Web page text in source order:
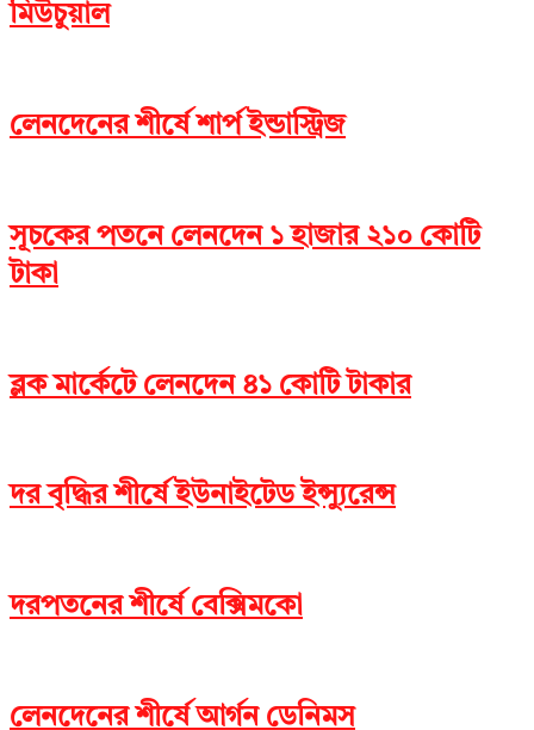
মিউচুয়াল
লেনদেনের শীর্ষে শার্প ইন্ডাস্ট্রিজ
সূচকের পতনে লেনদেন ১ হাজার ২১০ কোটি
টাকা
ব্লক মার্কেটে লেনদেন ৪১ কোটি টাকার
দর বৃদ্ধির শীর্ষে ইউনাইটেড ইন্স্যুরেন্স
দরপতনের শীর্ষে বেক্সিমকো
লেনদেনের শীর্ষে আর্গন ডেনিমস